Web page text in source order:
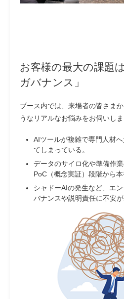
お客様の最大の課題
ガバナンス」
ブース内では、来場者の皆さま
うなリアルなお悩みをお伺いしま
AIツールが複雑で専門人材
てしまっている。
データのサイロ化や準備作業
PoC（概念実証）段階から本
シャドーAIの発生など、エ
バナンスや説明責任に不安が